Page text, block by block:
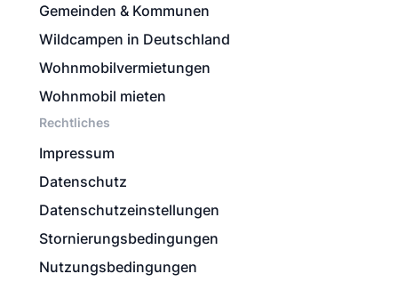
Gemeinden & Kommunen
Wildcampen in Deutschland
Wohnmobilvermietungen
Wohnmobil mieten
Rechtliches
Impressum
Datenschutz
Datenschutzeinstellungen
Stornierungsbedingungen
Nutzungsbedingungen